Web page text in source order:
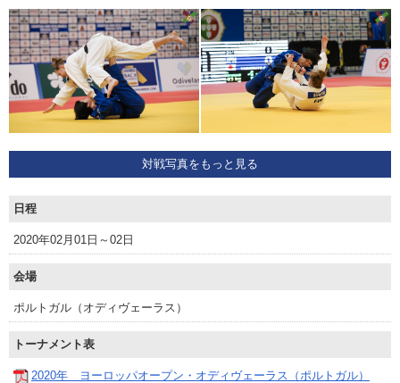
対戦写真をもっと見る
日程
2020年02月01日～02日
会場
ポルトガル（オディヴェーラス）
トーナメント表
2020年 ヨーロッパオープン・オディヴェーラス（ポルトガル）